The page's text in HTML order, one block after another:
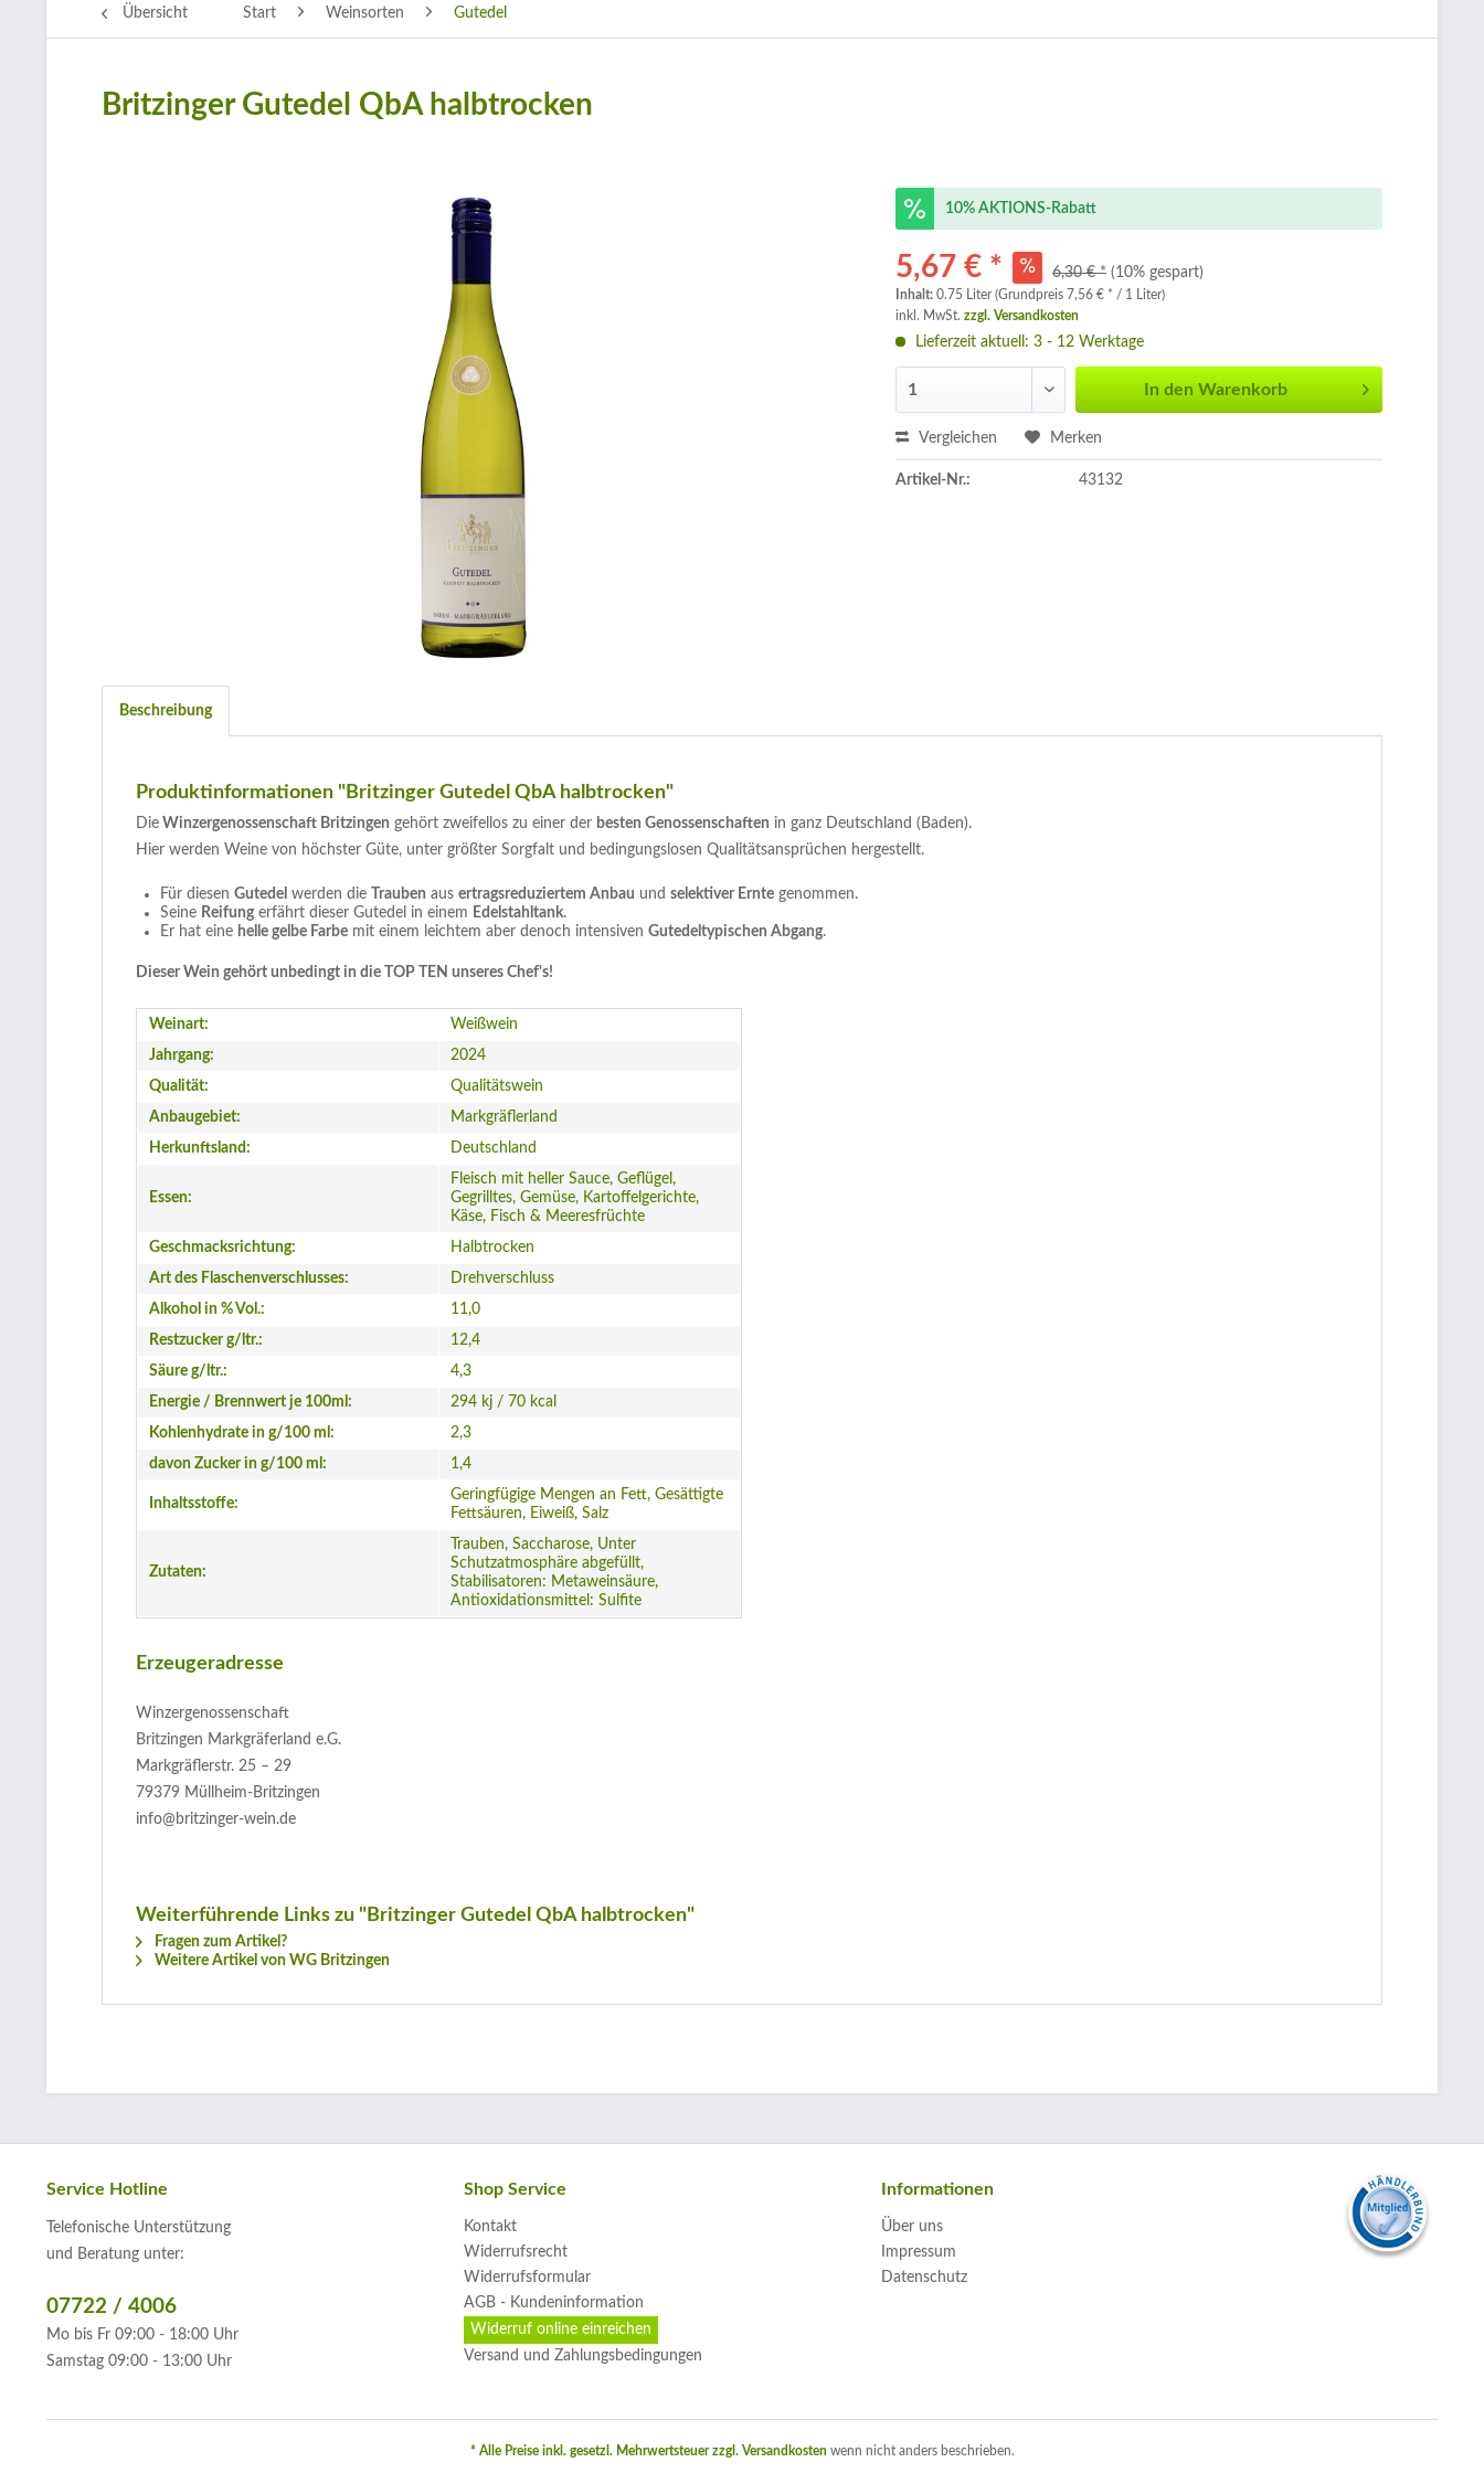
Übersicht Start Weinsorten Gutedel
Britzinger Gutedel QbA halbtrocken
10% AKTIONS-Rabatt
5,67 € * 6,30 € * (10% gespart)
Inhalt:0.75 Liter (Grundpreis 7,56 € * / 1 Liter)
inkl. MwSt.zzgl. Versandkosten
Lieferzeit aktuell: 3 - 12 Werktage
In den Warenkorb
Vergleichen Merken
Artikel-Nr.: 43132
Beschreibung
Produktinformationen "Britzinger Gutedel QbA halbtrocken"
Die Winzergenossenschaft Britzingen gehört zweifellos zu einer der besten Genossenschaften in ganz Deutschland (Baden).
Hier werden Weine von höchster Güte, unter größter Sorgfalt und bedingungslosen Qualitätsansprüchen hergestellt.
Für diesen Gutedel werden die Trauben aus ertragsreduziertem Anbau und selektiver Ernte genommen.
Seine Reifungerfährt dieser Gutedel in einem Edelstahltank.
Er hat eine helle gelbe Farbe mit einem leichtem aber denoch intensiven Gutedeltypischen Abgang.
Dieser Wein gehört unbedingt in die TOP TEN unseres Chef's!
Weinart:
Weißwein
Jahrgang:
2024
Qualität:
Qualitätswein
Anbaugebiet:
Markgräflerland
Herkunftsland:
Deutschland
Essen:
Fleisch mit heller Sauce, Geflügel,
Gegrilltes, Gemüse, Kartoffelgerichte,
Käse, Fisch & Meeresfrüchte
Geschmacksrichtung:
Halbtrocken
Art des Flaschenverschlusses:
Drehverschluss
Alkohol in % Vol.:
11,0
Restzucker g/ltr.:
12,4
Säure g/ltr.:
4,3
Energie / Brennwert je 100ml:
294 kj / 70 kcal
Kohlenhydrate in g/100 ml:
2,3
davon Zucker in g/100 ml:
1,4
Inhaltsstoffe:
Geringfügige Mengen an Fett, Gesättigte
Fettsäuren, Eiweiß, Salz
Zutaten:
Trauben, Saccharose, Unter
Schutzatmosphäre abgefüllt,
Stabilisatoren: Metaweinsäure,
Antioxidationsmittel: Sulfite
Erzeugeradresse
Winzergenossenschaft
Britzingen Markgräferland e.G.
Markgräflerstr. 25 – 29
79379 Müllheim-Britzingen
info@britzinger-wein.de
Weiterführende Links zu "Britzinger Gutedel QbA halbtrocken"
Fragen zum Artikel?
Weitere Artikel von WG Britzingen
Service Hotline
Telefonische Unterstützung
und Beratung unter:
07722 / 4006
Mo bis Fr 09:00 - 18:00 Uhr
Samstag 09:00 - 13:00 Uhr
Shop Service
Kontakt
Widerrufsrecht
Widerrufsformular
AGB - Kundeninformation
Widerruf online einreichen
Versand und Zahlungsbedingungen
Informationen
Über uns
Impressum
Datenschutz
* Alle Preise inkl. gesetzl. Mehrwertsteuer zzgl. Versandkostenwenn nicht anders beschrieben.